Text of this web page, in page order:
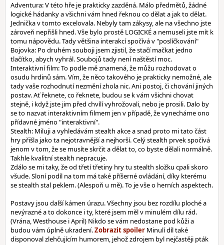
Adventura: V této hře je prakticky zazděná. Málo předmětů, žádné
logické hádanky a všichni vám hned řeknou co dělat a jak to dělat.
Jednička v tomto excelovala. Nebyly tam zákysy, ale na všechno jste
zároveň nepřišli hned. Vše bylo prostě LOGICKÉ a nemuseli jste mít k
tomu nápovědu. Tady většina interakcí spočívá v "poslíčkování"
Bojovka: Po druhém souboji jsem zjistil, že stačí mačkat jedno
tlačítko, abych vyhrál. Soubojů tady není naštěstí moc.
Interaktivní film: To podle mě znamená, že můžu rozhodovat o
osudu hrdinů sám. Vím, že něco takového je prakticky nemožné, ale
tady vaše rozhodnutí nezmění zhola nic. Ani postoj, či chování jiných
postav. Ať řeknete, co řeknete, budou se k vám všichni chovat
stejně, i když jste jim před chvílí vyhrožovali, nebo je prosili. Dalo by
se to nazvat interaktivním filmem jen v případě, že vynecháme ono
přídavné jméno "interaktivní".
Stealth: Miluji a vyhledávám stealth akce a snad proto mi tato část
hry přišla jako ta nejotravnější a nejhorší. Celý stealth prvek spočívá
jenom v tom, že se musíte skrčit a dělat to, co byste dělali normálně.
Takhle kvalitní stealth nepracuje.
Zdálo se mi taky, že od třetí třetiny hry tu stealth složku cpali skoro
všude. Sloní podíl na tom má také příšerné ovládání, díky kterému
se stealth stal peklem. (Alespoň u mě). To je vše o herních aspektech.
Postavy jsou další kámen úrazu. Všechny jsou bez rozdílu ploché a
nevýrazné a to dokonce i ty, které jsem měl v minulém dílu rád.
(Vrána, Westhouse i April) Nikdo se vám nedostane pod kůži a
budou vám úplně ukradení.
Minulí díl také
disponoval zlehčujícím humorem, jehož zdrojem byl nejčastěji pták